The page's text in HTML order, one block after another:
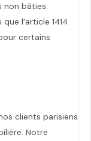
non bâties.
l’article 1414
certains
clients parisiens
Notre